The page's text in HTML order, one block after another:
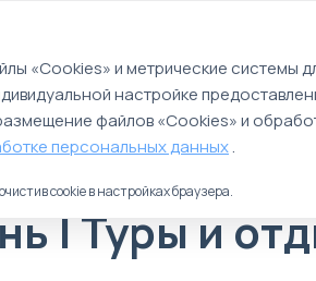
Страны Россия
| Туры и
«Cookies» и метрические системы
настройке
файлов «Cookies» и
персональных данных.
cookie в настройках браузера.